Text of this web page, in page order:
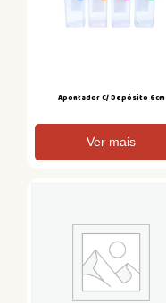
Apontador C/ Depósito 6cm
Ver mais